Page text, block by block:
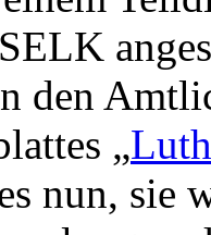
den
„
nun, sie